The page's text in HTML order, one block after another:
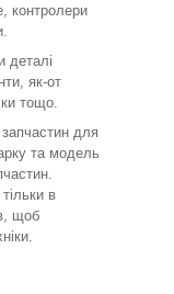
контролери
деталі
як-от
тощо.
для
та модель
в
щоб